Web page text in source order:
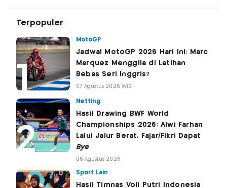
Terpopuler
MotoGP
Jadwal MotoGP 2026 Hari Ini: Marc
Marquez Menggila di Latihan
Bebas Seri Inggris?
07 Agustus 2026 WIB
Netting
Hasil Drawing BWF World
Championships 2026: Alwi Farhan
Lalui Jalur Berat, Fajar/Fikri Dapat
Bye
06 Agustus 2026
Sport Lain
Hasil Timnas Voli Putri Indonesia